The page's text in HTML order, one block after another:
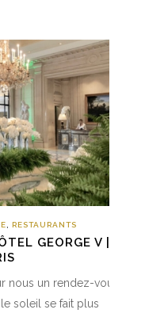
, RESTAURANTS
GEORGE V |
nous un rendez-vous
soleil se fait plus